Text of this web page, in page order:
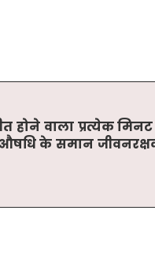
होने वाला प्रत्येक मिनट
औषधि के समान